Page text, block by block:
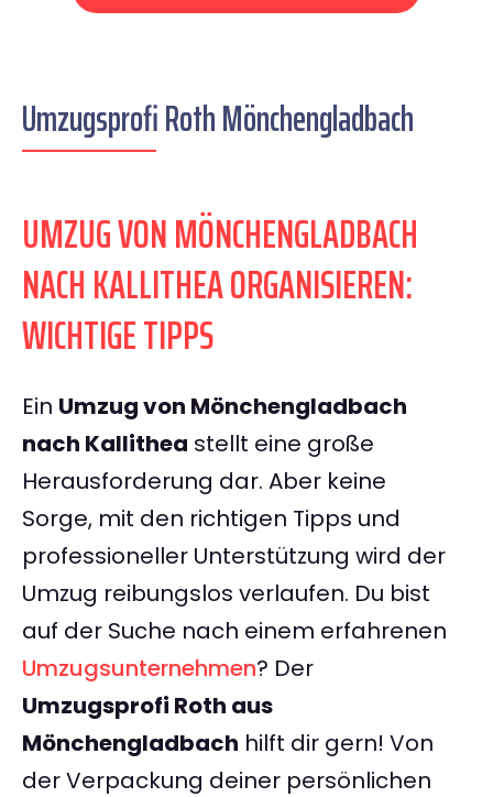
Umzugsprofi Roth Mönchengladbach
UMZUG VON MÖNCHENGLADBACH
NACH KALLITHEA ORGANISIEREN:
WICHTIGE TIPPS
Ein Umzug von Mönchengladbach
nach Kallithea stellt eine große
Herausforderung dar. Aber keine
Sorge, mit den richtigen Tipps und
professioneller Unterstützung wird der
Umzug reibungslos verlaufen. Du bist
auf der Suche nach einem erfahrenen
Umzugsunternehmen? Der
Umzugsprofi Roth aus
Mönchengladbach hilft dir gern! Von
der Verpackung deiner persönlichen